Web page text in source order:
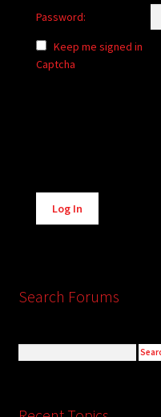
Password:
Keep me signed in
Captcha
Alternative:
Log In
Search Forums